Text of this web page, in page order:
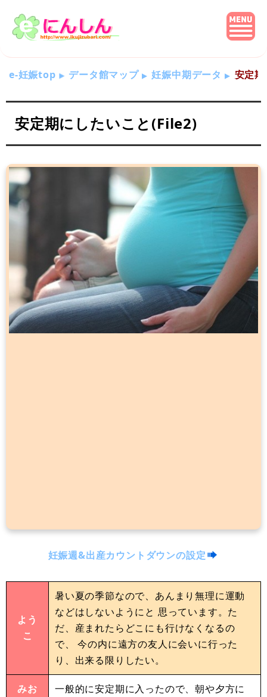
e-妊娠top データ館マップ 妊娠中期データ 安定
安定期にしたいこと(File2)
妊娠週&出産カウントダウンの設定
よう
こ
暑い夏の季節なので、あんまり無理に運動
などはしないようにと 思っています。た
だ、産まれたらどこにも行けなくなるの
で、 今の内に遠方の友人に会いに行った
り、出来る限りしたい。
みお
一般的に安定期に入ったので、朝や夕方に